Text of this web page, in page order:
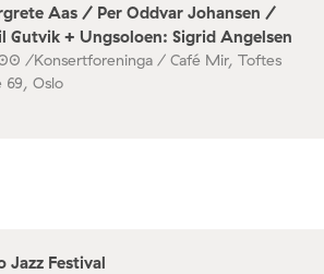
Aas / Per Oddvar Johansen /
Gutvik + Ungsoloen: Sigrid Angelsen
/Konsertforeninga / Café Mir, Toftes
69, Oslo
Jazz Festival